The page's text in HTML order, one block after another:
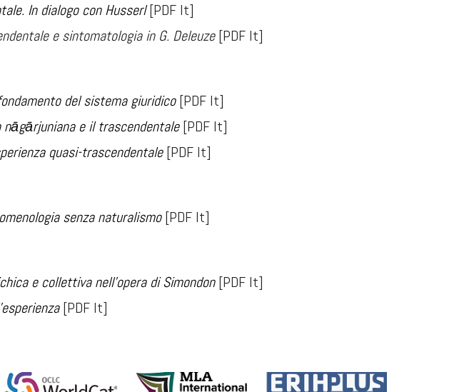
In dialogo con Husserl[PDF It]
e sintomatologia in G. Deleuze[PDF It]
del sistema giuridico[PDF It]
e il trascendentale[PDF It]
quasi-trascendentale[PDF It]
senza naturalismo[PDF It]
e collettiva nell’opera di Simondon[PDF It]
[PDF It]